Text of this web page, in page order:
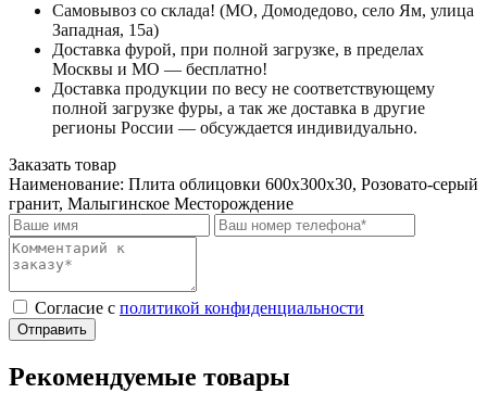
Самовывоз со склада! (МО, Домодедово, село Ям, улица
Западная, 15а)
Доставка фурой, при полной загрузке, в пределах
Москвы и МО — бесплатно!
Доставка продукции по весу не соответствующему
полной загрузке фуры, а так же доставка в другие
регионы России — обсуждается индивидуально.
Заказать товар
Наименование: Плита облицовки 600x300x30, Розовато-серый
гранит, Малыгинское Месторождение
Cогласие с политикой конфиденциальности
Отправить
Рекомендуемые товары